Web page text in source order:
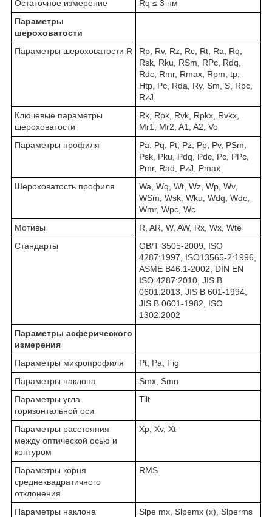
Остаточное измерение
Rq ≤ 3 нм
Параметры
шероховатости
Параметры шероховатости R
Rp, Rv, Rz, Rc, Rt, Ra, Rq,
Rsk, Rku, RSm, RPc, Rdq,
Rdc, Rmr, Rmax, Rpm, tp,
Htp, Pc, Rda, Ry, Sm, S, Rpc,
RzJ
Ключевые параметры
шероховатости
Rk, Rpk, Rvk, Rpkx, Rvkx,
Mr1, Mr2, A1, A2, Vo
Параметры профиля
Pa, Pq, Pt, Pz, Pp, Pv, PSm,
Psk, Pku, Pdq, Pdc, Pc, PPc,
Pmr, Rad, PzJ, Pmax
Шероховатость профиля
Wa, Wq, Wt, Wz, Wp, Wv,
WSm, Wsk, Wku, Wdq, Wdc,
Wmr, Wpc, Wc
Мотивы
R, AR, W, AW, Rx, Wx, Wte
Стандарты
GB/T 3505-2009, ISO
4287:1997, ISO13565-2:1996,
ASME B46.1-2002, DIN EN
ISO 4287:2010, JIS B
0601:2013, JIS B 601-1994,
JIS B 0601-1982, ISO
1302:2002
Параметры асферического
измерения
Параметры микропрофиля
Pt, Pa, Fig
Параметры наклона
Smx, Smn
Параметры угла
горизонтальной оси
Tilt
Параметры расстояния
между оптической осью и
контуром
Xp, Xv, Xt
Параметры корня
среднеквадратичного
отклонения
RMS
Параметры наклона
Slpe mx, Slpemx (x), Slperms